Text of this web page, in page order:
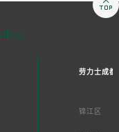
心
劳力士成都
锦江区
